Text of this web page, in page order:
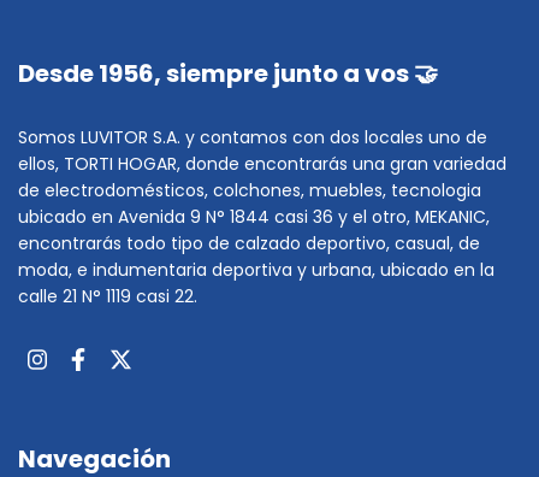
Desde 1956, siempre junto a vos 🤝
Somos LUVITOR S.A. y contamos con dos locales uno de
ellos, TORTI HOGAR, donde encontrarás una gran variedad
de electrodomésticos, colchones, muebles, tecnologia
ubicado en Avenida 9 N° 1844 casi 36 y el otro, MEKANIC,
encontrarás todo tipo de calzado deportivo, casual, de
moda, e indumentaria deportiva y urbana, ubicado en la
calle 21 N° 1119 casi 22.
Navegación